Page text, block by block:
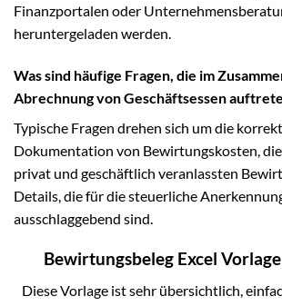
Finanzportalen oder
heruntergeladen werden.
Was sind häufige Fragen, die im
Abrechnung von Geschäftsessen
Typische Fragen drehen sich um die
Dokumentation von Bewirtungskosten,
privat und geschäftlich veranlassten
Details, die für die steuerliche
ausschlaggebend sind.
Bewirtungsbeleg Excel
Diese Vorlage ist sehr übersichtlich,